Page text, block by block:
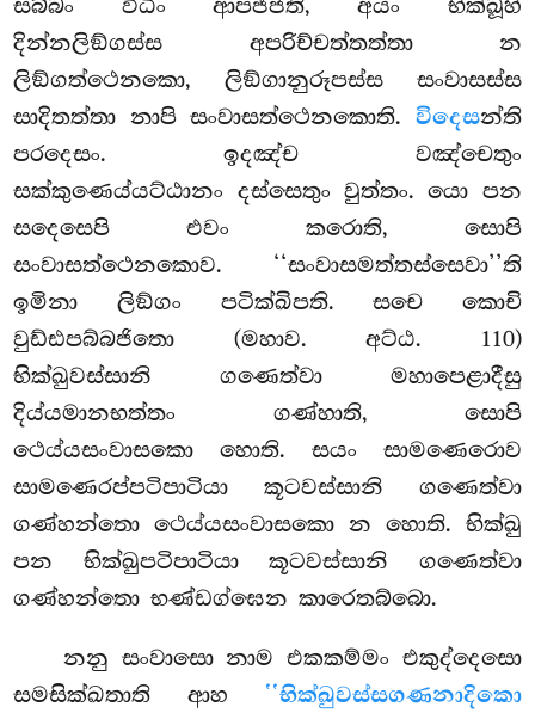
සබ්බං විධිං ආපජ්ජති, අයං භික්ඛූහි
දින්නලිඞ්ගස්ස අපරිච්චත්තත්තා න
ලිඞ්ගත්ථෙනකො, ලිඞ්ගානුරූපස්ස සංවාසස්ස
සාදිතත්තා නාපි සංවාසත්ථෙනකොති. විදෙසන්ති
පරදෙසං. ඉදඤ්ච වඤ්චෙතුං
සක්කුණෙය්යට්ඨානං දස්සෙතුං වුත්තං. යො පන
සදෙසෙපි එවං කරොති, සොපි
සංවාසත්ථෙනකොව. ‘‘සංවාසමත්තස්සෙවා’’ති
ඉමිනා ලිඞ්ගං පටික්ඛිපති. සචෙ කොචි
වුඩ්ඪපබ්බජිතො (මහාව. අට්ඨ. 110)
භික්ඛුවස්සානි ගණෙත්වා මහාපෙළාදීසු
දිය්යමානභත්තං ගණ්හාති, සොපි
ථෙය්යසංවාසකො හොති. සයං සාමණෙරොව
සාමණෙරප්පටිපාටියා කූටවස්සානි ගණෙත්වා
ගණ්හන්තො ථෙය්යසංවාසකො න හොති. භික්ඛු
පන භික්ඛුපටිපාටියා කූටවස්සානි ගණෙත්වා
ගණ්හන්තො භණ්ඩග්ඝෙන කාරෙතබ්බො.
නනු සංවාසො නාම එකකම්මං එකුද්දෙසො
සමසික්ඛතාති ආහ ‘‘භික්ඛුවස්සගණනාදිකො